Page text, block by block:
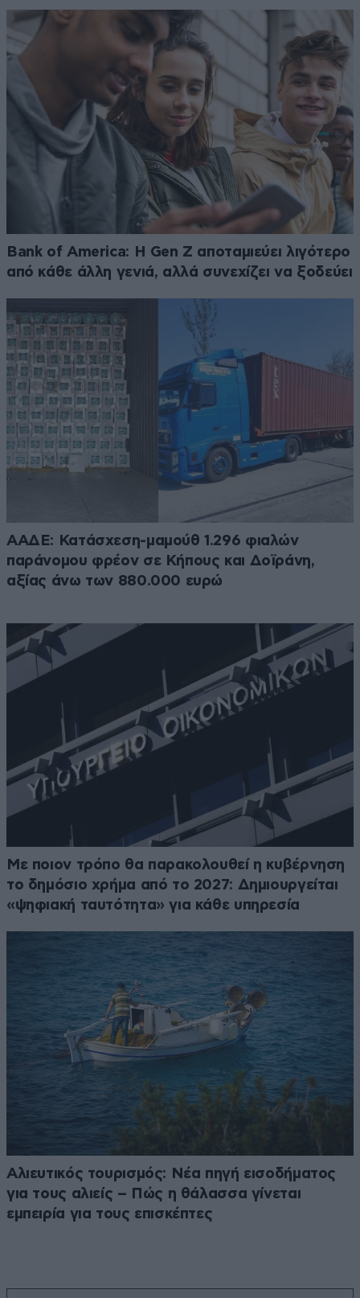
Bank of America: Η Gen Z αποταμιεύει λιγότερο
από κάθε άλλη γενιά, αλλά συνεχίζει να ξοδεύει
ΑΑΔΕ: Κατάσχεση-μαμούθ 1.296 φιαλών
παράνομου φρέον σε Κήπους και Δοϊράνη,
αξίας άνω των 880.000 ευρώ
Με ποιον τρόπο θα παρακολουθεί η κυβέρνηση
το δημόσιο χρήμα από το 2027: Δημιουργείται
«ψηφιακή ταυτότητα» για κάθε υπηρεσία
Αλιευτικός τουρισμός: Νέα πηγή εισοδήματος
για τους αλιείς – Πώς η θάλασσα γίνεται
εμπειρία για τους επισκέπτες